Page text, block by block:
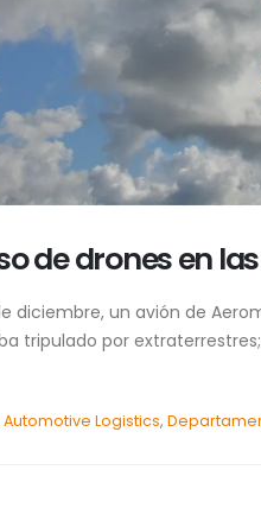
de drones en
diciembre, un avión de
tripulado por
Automotive Logistics,